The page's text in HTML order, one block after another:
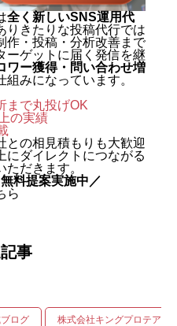
ゼクティブマーケティン
ン。執行役員を2年間務
策（AI検索最適化）を
る最先端のAIマーケテ
戦の現場で体得した。
株式会社キングプロテア
れ
SNS運用代行事業では、
ントを「札幌 SNS運用
スをはじめ大手メディア
・編集・運用をワンスト
全く新しいSNS運用代
りきたりな投稿代行では
作・投稿・分析改善まで
ーゲットに届く発信を継
ワー獲得・問い合わせ増
組みになっています。
まで丸投げOK
の実績
との相見積もりも大歓迎
にダイレクトにつながる
だきます。
料提案実施中／
ら
事
ログ 株式会社キングプロテアの